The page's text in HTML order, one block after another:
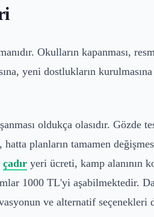
Okulların kapanması,
yeni dostlukların
oldukça olasıdır. Gözde
planların tamamen
çadır yeri ücreti, kamp alanının
1000 TL'yi aşabilmektedir.
ve alternatif